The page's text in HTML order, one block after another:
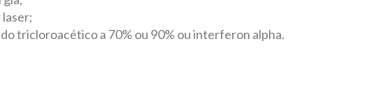
tricloroacético a 70% ou 90% ou interferon alpha.